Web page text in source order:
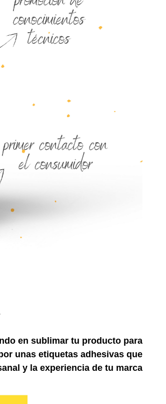
en sublimar tu producto para
unas etiquetas adhesivas que
y la experiencia de tu marca